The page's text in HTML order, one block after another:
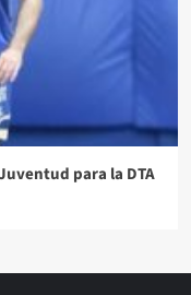
para la DTA